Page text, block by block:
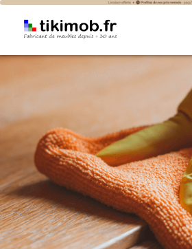
Comment bien nettoyer ses meubles ?